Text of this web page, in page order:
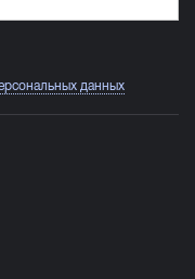
данных